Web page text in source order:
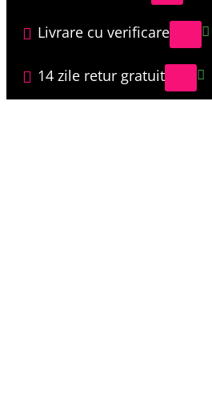
Livrare cu verificare
14 zile retur gratuit